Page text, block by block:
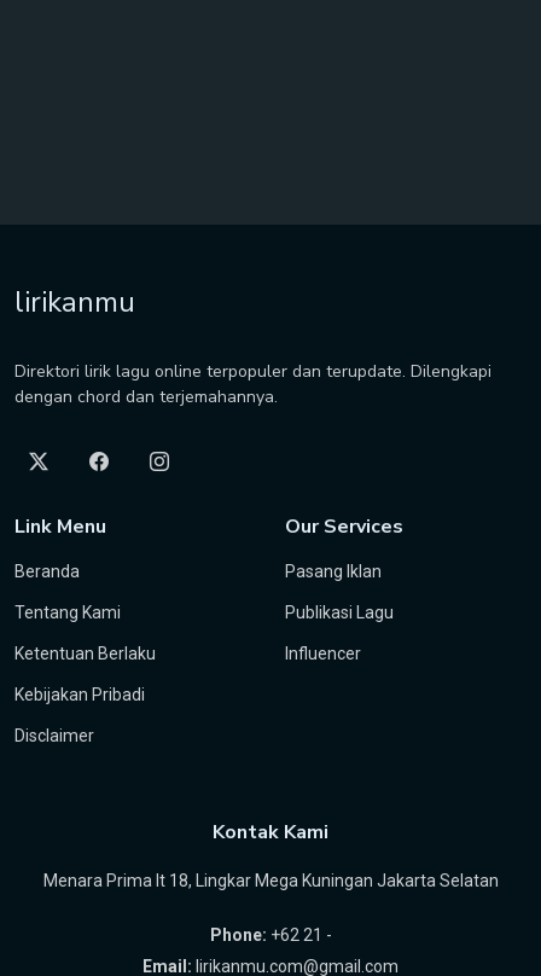
lirikanmu
Direktori lirik lagu online terpopuler dan terupdate. Dilengkapi
dengan chord dan terjemahannya.
Link Menu
Beranda
Tentang Kami
Ketentuan Berlaku
Kebijakan Pribadi
Disclaimer
Our Services
Pasang Iklan
Publikasi Lagu
Influencer
Kontak Kami
Menara Prima lt 18, Lingkar Mega Kuningan Jakarta Selatan
Phone: +62 21 -
Email: lirikanmu.com@gmail.com